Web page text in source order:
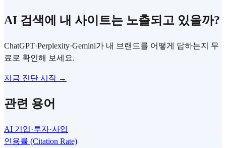
AI 검색에 내 사이트는 노출되고 있을까?
ChatGPT·Perplexity·Gemini가 내 브랜드를 어떻게 답하는지 무
료로 확인해 보세요.
지금 진단 시작 →
관련 용어
AI 기업·투자·사업
인용률 (Citation Rate)